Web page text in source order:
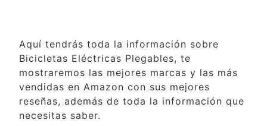
Aquí tendrás toda la información sobre
Bicicletas Eléctricas Plegables, te
mostraremos las mejores marcas y las más
vendidas en Amazon con sus mejores
reseñas, además de toda la información que
necesitas saber.